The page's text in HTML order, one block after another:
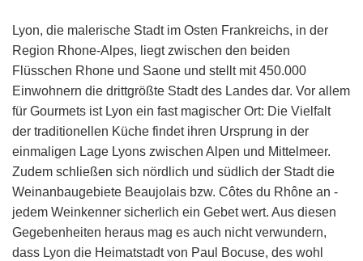
Lyon, die malerische Stadt im Osten Frankreichs, in der
Region Rhone-Alpes, liegt zwischen den beiden
Flüsschen Rhone und Saone und stellt mit 450.000
Einwohnern die drittgrößte Stadt des Landes dar. Vor allem
für Gourmets ist Lyon ein fast magischer Ort: Die Vielfalt
der traditionellen Küche findet ihren Ursprung in der
einmaligen Lage Lyons zwischen Alpen und Mittelmeer.
Zudem schließen sich nördlich und südlich der Stadt die
Weinanbaugebiete Beaujolais bzw. Côtes du Rhône an -
jedem Weinkenner sicherlich ein Gebet wert. Aus diesen
Gegebenheiten heraus mag es auch nicht verwundern,
dass Lyon die Heimatstadt von Paul Bocuse, des wohl